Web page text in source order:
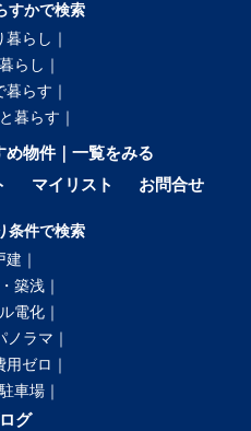
すかで検索
暮らし｜
らし｜
暮らす｜
暮らす｜
物件｜一覧をみる
マイリスト お問合せ
条件で検索
建｜
築浅｜
電化｜
ノラマ｜
用ゼロ｜
車場｜
グ